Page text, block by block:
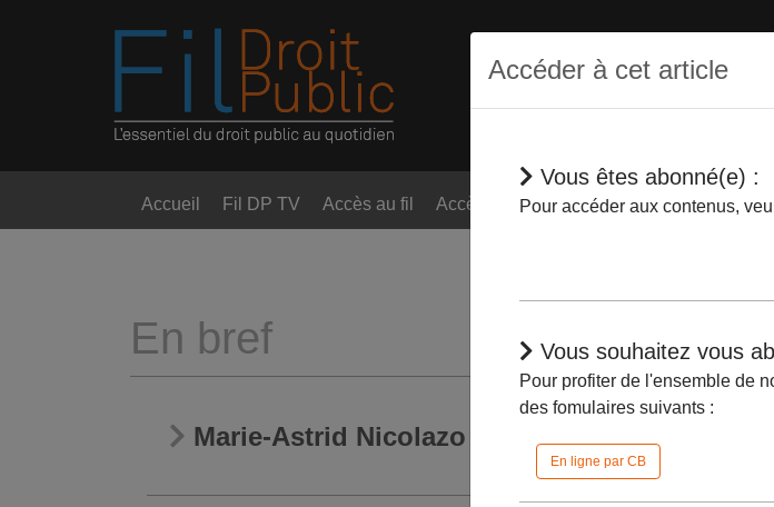
Accueil Fil DP TV Accès au fil Accès thématique Dépêches
En bref
Marie-Astrid Nicolazo de Barmon est
Accéder à cet article
Vous êtes abonné(e) :
Pour accéder aux contenus,
Vous souhaitez vous
Pour profiter de l'ensemble de
des fomulaires suivants :
En ligne par CB